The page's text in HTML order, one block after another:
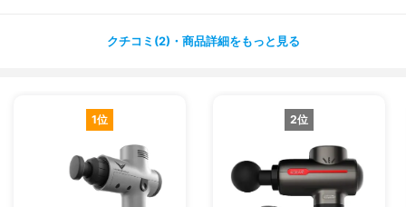
クチコミ(2)・商品詳細をもっと見る
1位 2位